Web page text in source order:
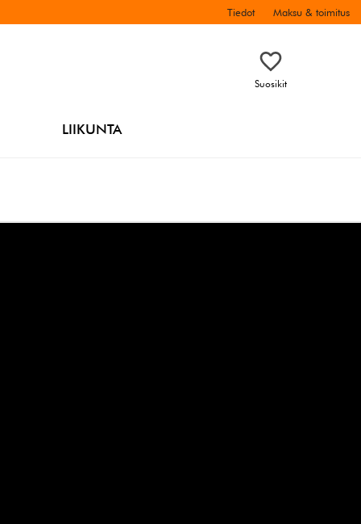
Tiedot Maksu & toimitus
Suosikit
LIIKUNTA